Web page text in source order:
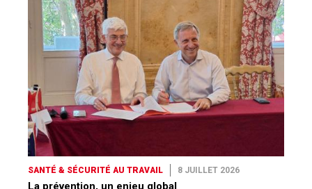
SANTÉ & SÉCURITÉ AU TRAVAIL 8 JUILLET 2026
La prévention, un enjeu global